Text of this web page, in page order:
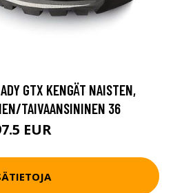
GTX KENGÄT NAISTEN,
TAIVAANSININEN 36
EUR